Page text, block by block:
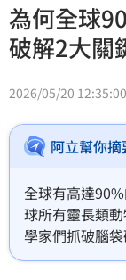
為何全球
破解2大
2026/05/20 12:35:00
阿立幫你
全球有高達
球所有靈長類
學家們抓破腦
一項發表在權